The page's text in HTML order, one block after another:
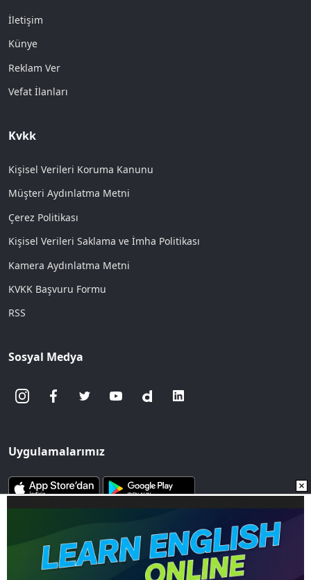
İletişim
Künye
Reklam Ver
Vefat İlanları
Kvkk
Kişisel Verileri Koruma Kanunu
Müşteri Aydınlatma Metni
Çerez Politikası
Kişisel Verileri Saklama ve İmha Politikası
Kamera Aydınlatma Metni
KVKK Başvuru Formu
RSS
Sosyal Medya
Uygulamalarımız
www.sozcu.com.tr internet sitesinde yayınlanan yazı, haber ve
fotoğrafların her türlü telif hakkı Mega Ajans ve Rek. Tic. A.Ş'ye
aittir. İzin alınmadan, kaynak gösterilerek dahi